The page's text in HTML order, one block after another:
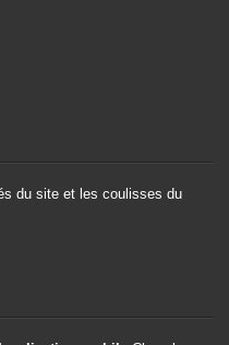
du site et les coulisses du